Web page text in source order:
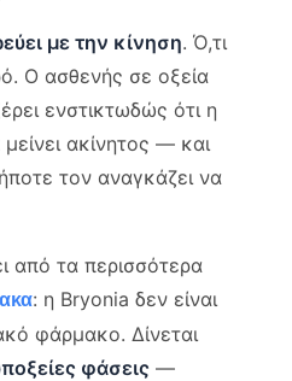
με την κίνηση. Ό,τι
Ο ασθενής σε οξεία
ενστικτωδώς ότι η
ακίνητος — και
τον αναγκάζει να
από τα περισσότερα
: η Bryonia δεν είναι
φάρμακο. Δίνεται
φάσεις —